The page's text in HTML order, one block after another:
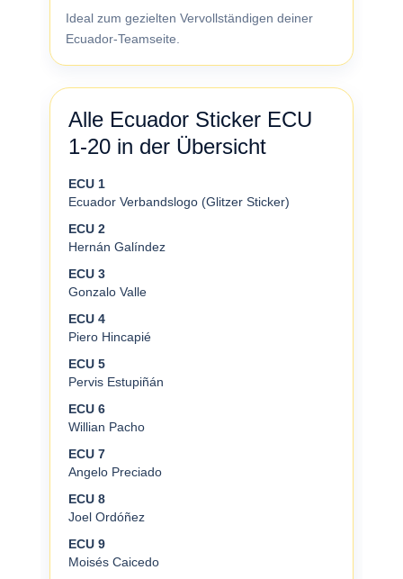
Ideal zum gezielten Vervollständigen deiner
Ecuador-Teamseite.
Alle Ecuador Sticker ECU
1-20 in der Übersicht
ECU 1
Ecuador Verbandslogo (Glitzer Sticker)
ECU 2
Hernán Galíndez
ECU 3
Gonzalo Valle
ECU 4
Piero Hincapié
ECU 5
Pervis Estupiñán
ECU 6
Willian Pacho
ECU 7
Angelo Preciado
ECU 8
Joel Ordóñez
ECU 9
Moisés Caicedo